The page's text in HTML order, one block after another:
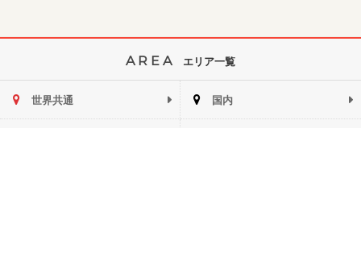
AREA エリア一覧
世界共通 国内